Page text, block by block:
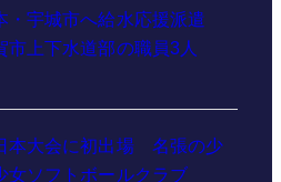
・宇城市へ給水応援派遣
市上下水道部の職員3人
本大会に初出場 名張の少
女ソフトボールクラブ